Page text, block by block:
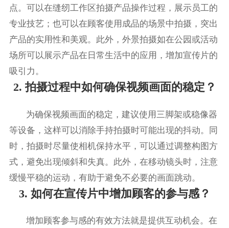
点。可以在缝纫工作区拍摄产品操作过程，展示员工的
专业技艺；也可以在顾客使用成品的场景中拍摄，突出
产品的实用性和美观。此外，外景拍摄如在公园或活动
场所可以展示产品在日常生活中的应用，增加宣传片的
吸引力。
2. 拍摄过程中如何确保视频画面的稳定？
为确保视频画面的稳定，建议使用三脚架或稳像器
等设备，这样可以消除手持拍摄时可能出现的抖动。同
时，拍摄时尽量使相机保持水平，可以通过调整构图方
式，避免出现倾斜和失真。此外，在移动镜头时，注意
缓慢平稳的运动，有助于避免不必要的画面跳动。
3. 如何在宣传片中增加顾客的参与感？
增加顾客参与感的有效方法就是提供互动机会。在